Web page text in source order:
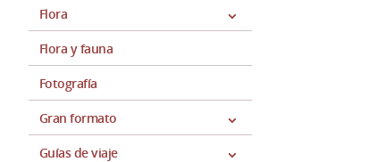
Flora
Flora y fauna
Fotografía
Gran formato
Guías de viaje